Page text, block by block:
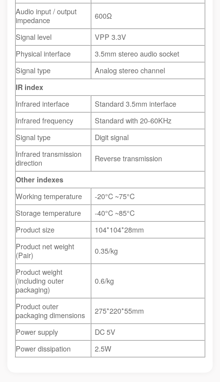
Audio input / output
impedance
600Ω
Signal level
VPP 3.3V
Physical interface
3.5mm stereo audio socket
Signal type
Analog stereo channel
IR index
Infrared interface
Standard 3.5mm interface
Infrared frequency
Standard with 20-60KHz
Signal type
Digit signal
Infrared transmission
direction
Reverse transmission
Other indexes
Working temperature
-20°C ~75°C
Storage temperature
-40°C ~85°C
Product size
104*104*28mm
Product net weight
(Pair)
0.35/kg
Product weight
(including outer
packaging)
0.6/kg
Product outer
packaging dimensions
275*220*55mm
Power supply
DC 5V
Power dissipation
2.5W